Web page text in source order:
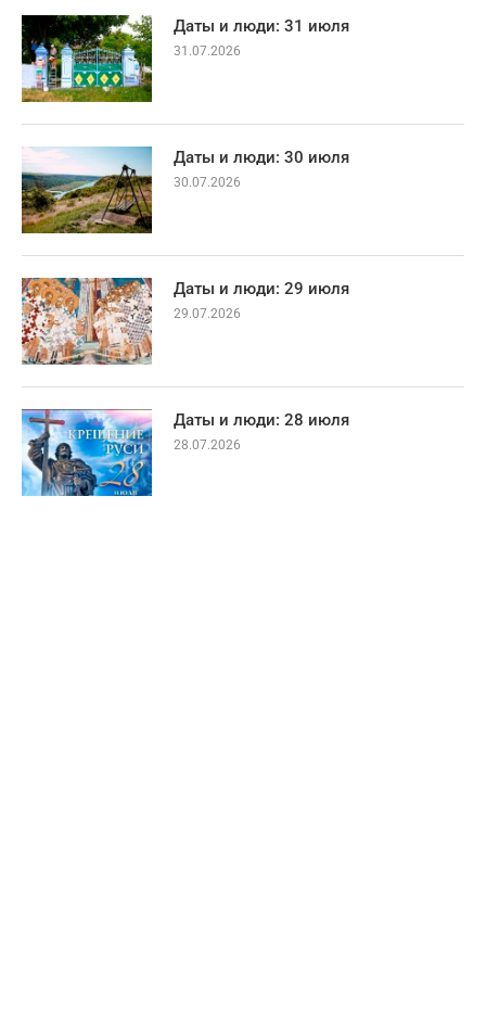
Даты и люди: 31 июля
31.07.2026
Даты и люди: 30 июля
30.07.2026
Даты и люди: 29 июля
29.07.2026
Даты и люди: 28 июля
28.07.2026